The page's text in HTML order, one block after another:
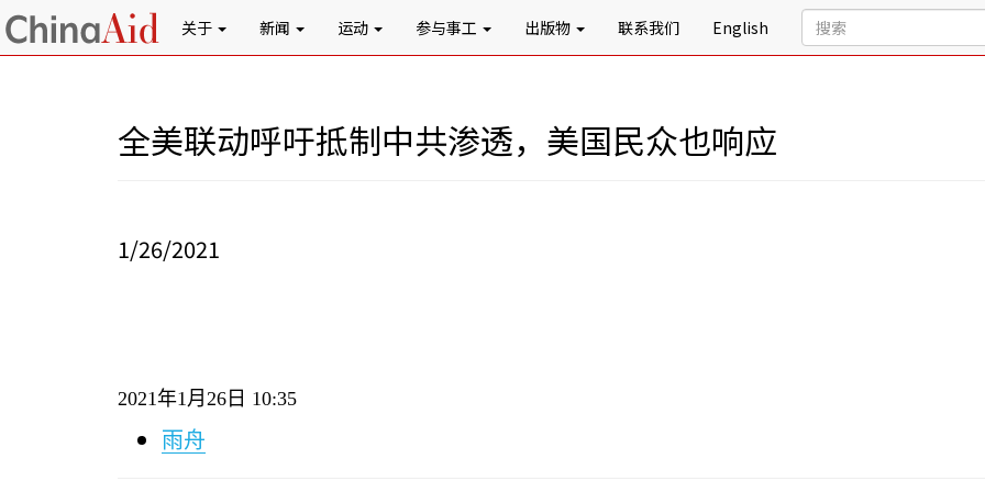
关于 新闻 运动 参与事工 出版物 联系我们 English
全美联动呼吁抵制中共渗透，美国民众也响应
1/26/2021
2021年1月 26 日 10:35
雨舟